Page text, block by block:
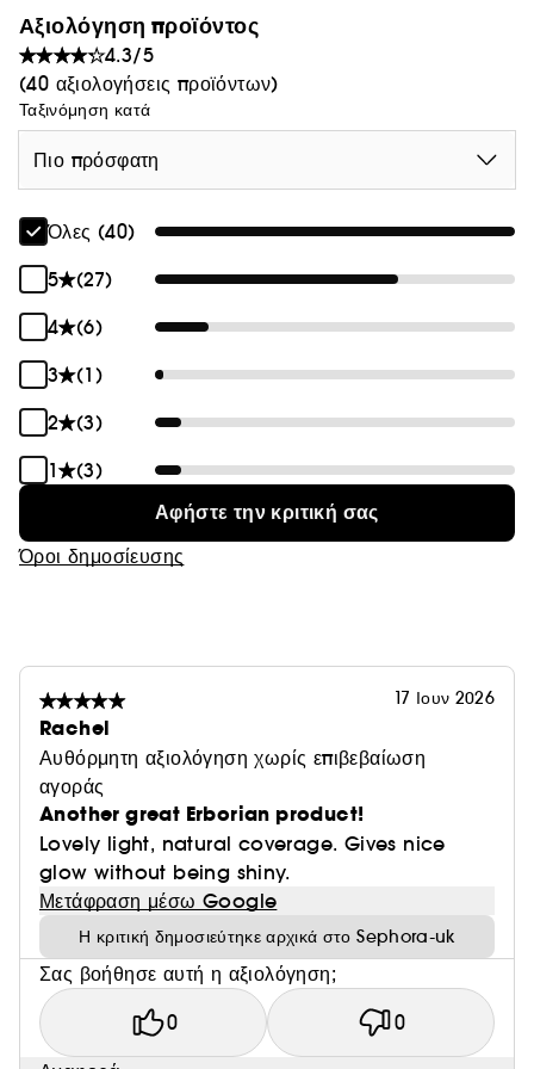
σφριγηλή χωρίς ίχνη λιπαρότητας.
φυσικής προέλευσης.
Αξιολόγηση προϊόντος
4.3/5
(40 αξιολογήσεις προϊόντων)
Ταξινόμηση κατά
Πιο πρόσφατη
Όλες (40)
5
(27)
4
(6)
3
(1)
2
(3)
1
(3)
Αφήστε την κριτική σας
Όροι δημοσίευσης
17 Ιουν 2026
Rachel
Αυθόρμητη αξιολόγηση χωρίς επιβεβαίωση
αγοράς
Another great Erborian product!
Lovely light, natural coverage. Gives nice
glow without being shiny.
Μετάφραση μέσω Google
Η κριτική δημοσιεύτηκε αρχικά στο Sephora-uk
Σας βοήθησε αυτή η αξιολόγηση;
0 0